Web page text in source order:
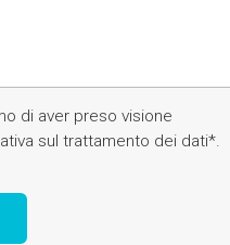
di aver preso visione
sul trattamento dei dati*.